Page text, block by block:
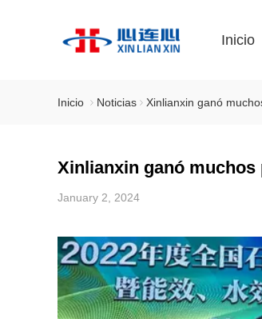
Inicio
Inicio Noticias Xinlianxin ganó
Xinlianxin ganó muchos
January 2, 2024